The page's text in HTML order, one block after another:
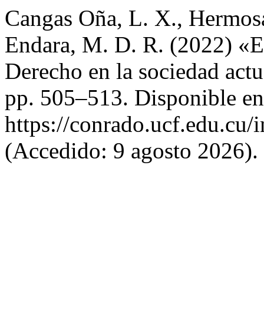
Cangas Oña, L. X.,
Endara, M. D. R. (2022)
Derecho en la sociedad
pp. 505–513. Disponible
https://
(Accedido: 9 agosto 2026).